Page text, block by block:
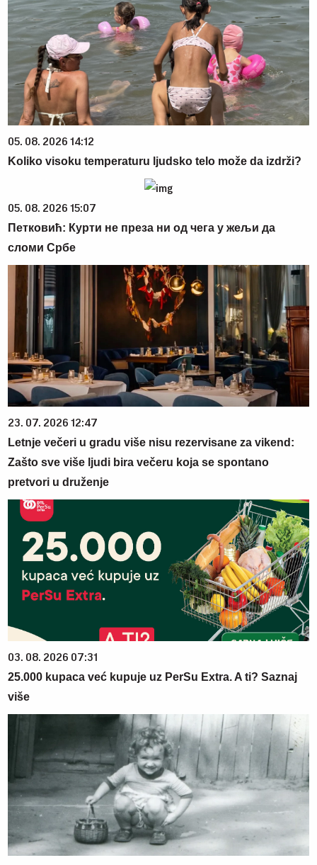
05. 08. 2026 14:12
Koliko visoku temperaturu ljudsko telo može da izdrži?
05. 08. 2026 15:07
Петковић: Курти не преза ни од чега у жељи да
сломи Србе
23. 07. 2026 12:47
Letnje večeri u gradu više nisu rezervisane za vikend:
Zašto sve više ljudi bira večeru koja se spontano
pretvori u druženje
03. 08. 2026 07:31
25.000 kupaca već kupuje uz PerSu Extra. A ti? Saznaj
više